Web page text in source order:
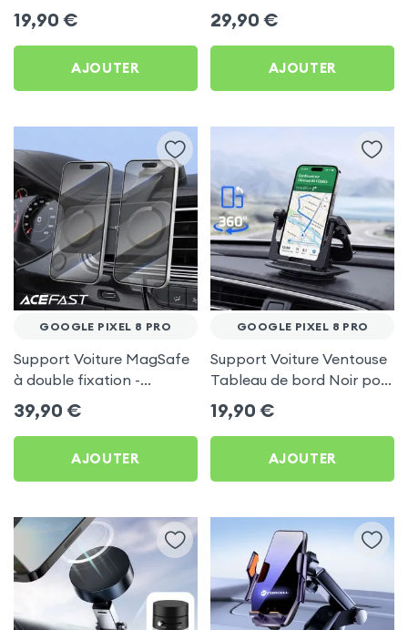
frigo pour Google Pixel 8
Pro
19,90 €
AJOUTER
Porte-gobelet pour
Google Pixel 8 Pro
29,90 €
AJOUTER
GOOGLE PIXEL 8 PRO
Support Voiture MagSafe
à double fixation -
Acefast pour Google Pixel
8 Pro
39,90 €
AJOUTER
GOOGLE PIXEL 8 PRO
Support Voiture Ventouse
Tableau de bord Noir pour
Google Pixel 8 Pro
19,90 €
AJOUTER